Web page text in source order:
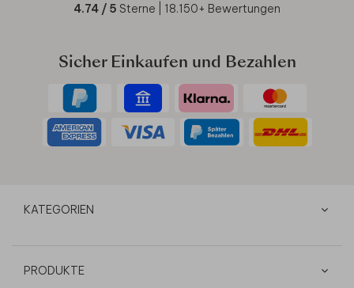
4.74 / 5 Sterne | 18.150+ Bewertungen
Sicher Einkaufen und Bezahlen
KATEGORIEN
PRODUKTE